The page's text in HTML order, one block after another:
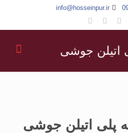
info@hosseinpur.ir
اتیلن جوشی
پلی اتیلن جوشی